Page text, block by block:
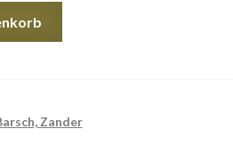
Zander